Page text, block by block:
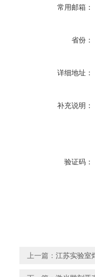
常用邮箱：
省份：
详细地址：
补充说明：
验证码：
上一篇： 江苏实验室